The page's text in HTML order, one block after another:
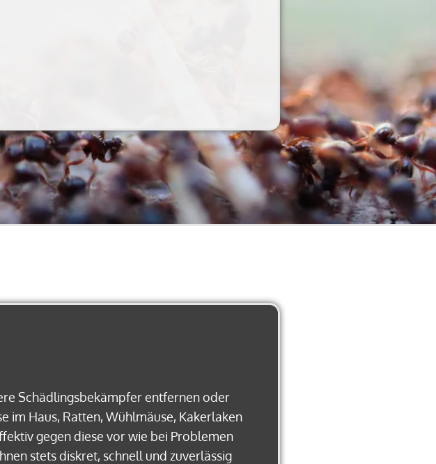
Schädlingsbekämpfer entfernen oder
im Haus, Ratten, Wühlmäuse, Kakerlaken
gegen diese vor wie bei Problemen
stets diskret, schnell und zuverlässig